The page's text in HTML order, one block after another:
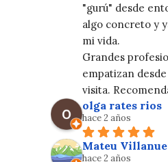
"gurú" desde
algo concreto y
mi vida.
Grandes
empatizan
visita.
olga rates rios
hace 2 años
Mateu
hace 2 años